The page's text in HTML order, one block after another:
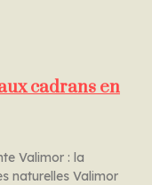
cadrans en
Valimor : la
naturelles Valimor